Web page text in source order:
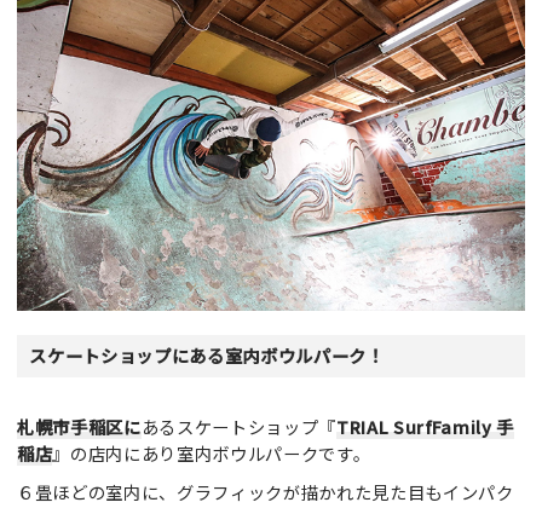
スケートショップにある室内ボウルパーク！
札幌市手稲区にあるスケートショップ『TRIAL SurfFamily 手
稲店』の店内にあり室内ボウルパークです。
６畳ほどの室内に、グラフィックが描かれた見た目もインパク